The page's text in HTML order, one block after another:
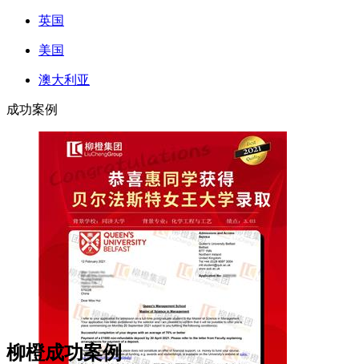
英国
美国
澳大利亚
成功案例
柳橙成功案例